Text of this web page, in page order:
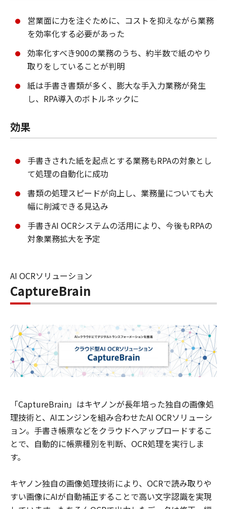
営業面に力を注ぐために、コストを抑えながら業務
を効率化する必要があった
効率化すべき900の業務のうち、約半数で紙のやり
取りをしていることが判明
紙は手書き書類が多く、膨大な手入力業務が発生
し、RPA導入のボトルネックに
効果
手書きされた紙を起点とする業務もRPAの対象とし
て処理の自動化に成功
書類の処理スピードが向上し、業務量についても大
幅に削減できる見込み
手書きAI OCRシステムの活用により、今後もRPAの
対象業務拡大を予定
AI OCRソリューション
CaptureBrain
「CaptureBrain」はキヤノンが長年培った独自の画像処
理技術と、AIエンジンを組み合わせたAI OCRソリューシ
ョン。手書き帳票などをクラウドへアップロードするこ
とで、自動的に帳票種別を判断、OCR処理を実行しま
す。
キヤノン独自の画像処理技術により、OCRで読み取りや
すい画像にAIが自動補正することで高い文字認識を実現